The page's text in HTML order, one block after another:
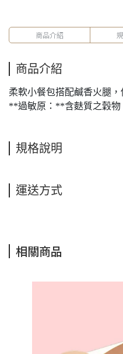
商品介紹
商品介紹
柔軟小餐包搭配鹹香火腿
**過敏原：**含麩質之穀物
規格說明
運送方式
相關商品